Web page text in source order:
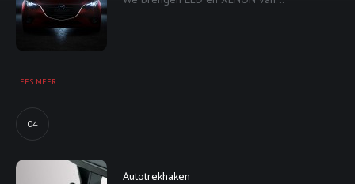
LEES MEER
04
Autotrekhaken